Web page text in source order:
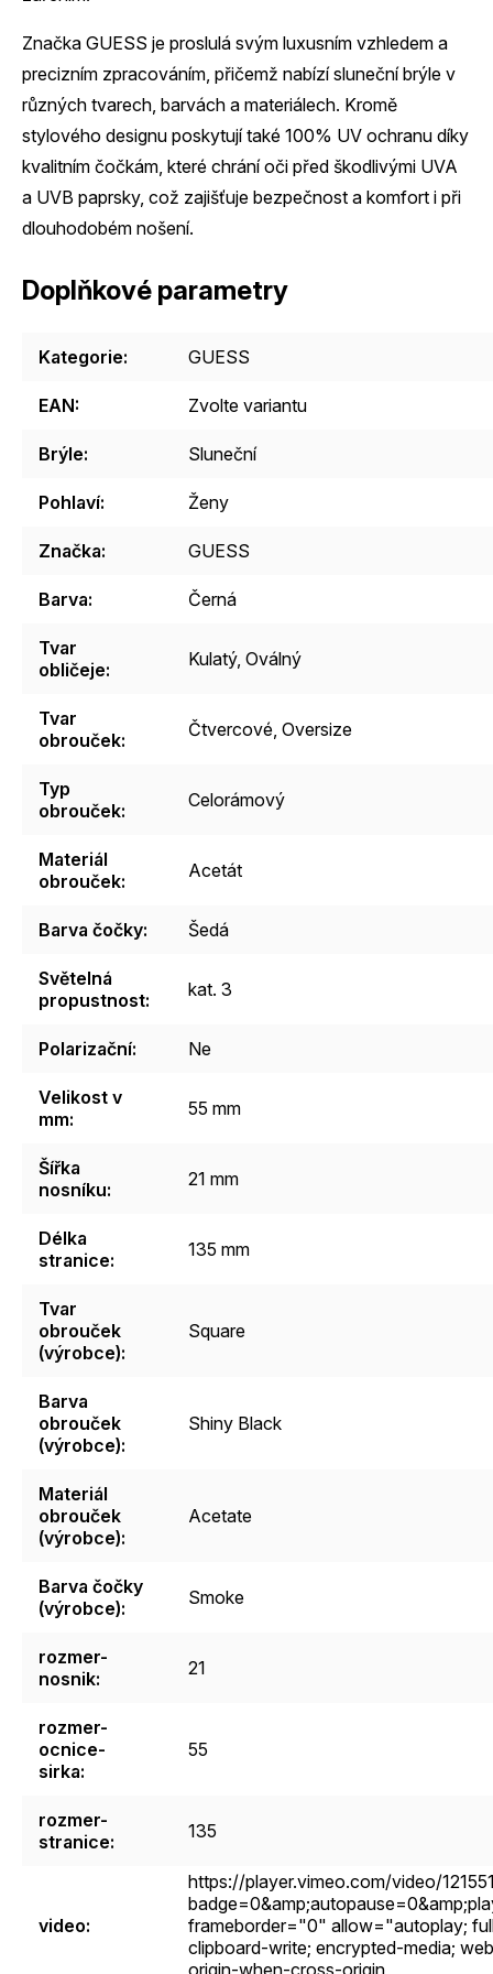
Značka GUESS je proslulá svým luxusním vzhledem a
precizním zpracováním, přičemž nabízí sluneční brýle v
různých tvarech, barvách a materiálech. Kromě
stylového designu poskytují také 100% UV ochranu díky
kvalitním čočkám, které chrání oči před škodlivými UVA
a UVB paprsky, což zajišťuje bezpečnost a komfort i při
dlouhodobém nošení.
Doplňkové parametry
Kategorie: GUESS
EAN: Zvolte variantu
Brýle: Sluneční
Pohlaví: Ženy
Značka: GUESS
Barva: Černá
Tvar
obličeje: Kulatý, Oválný
Tvar
obrouček: Čtvercové Oversize
Typ
obrouček: Celorámový
Materiál
obrouček: Acetát
Barva čočky: Šedá
Světelná
propustnost: kat. 3
Polarizační: Ne
Velikost v
mm: 55 mm
Šířka
nosníku: 21 mm
Délka
stranice: 135 mm
Tvar
obrouček
(výrobce):
Square
Barva
obrouček
(výrobce):
Shiny Black
Materiál
obrouček
(výrobce):
Acetate
Barva čočky
(výrobce): Smoke
rozmer-
nosnik: 21
rozmer-
ocnice-
sirka:
55
rozmer-
stranice: 135
video:
https://player.vimeo.com/video/
frameborder="0" allow="autoplay;
clipboard-write; encrypted-media;
origin-when-cross-origin